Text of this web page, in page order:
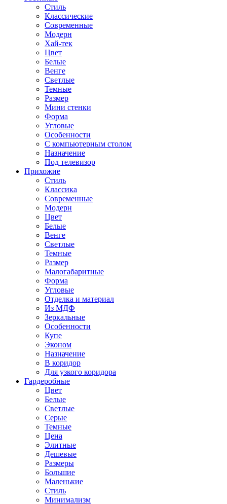
Стиль
Классические
Современные
Модерн
Хай-тек
Цвет
Белые
Венге
Светлые
Темные
Размер
Мини стенки
Форма
Угловые
Особенности
С компьютерным столом
Назначение
Под телевизор
Прихожие
Стиль
Классика
Современные
Модерн
Цвет
Белые
Венге
Светлые
Темные
Размер
Малогабаритные
Форма
Угловые
Отделка и материал
Из МДФ
Зеркальные
Особенности
Купе
Эконом
Назначение
В коридор
Для узкого коридора
Гардеробные
Цвет
Белые
Светлые
Серые
Темные
Цена
Элитные
Дешевые
Размеры
Большие
Маленькие
Стиль
Минимализм